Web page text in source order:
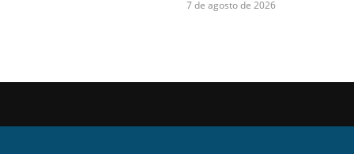
7 de agosto de 2026